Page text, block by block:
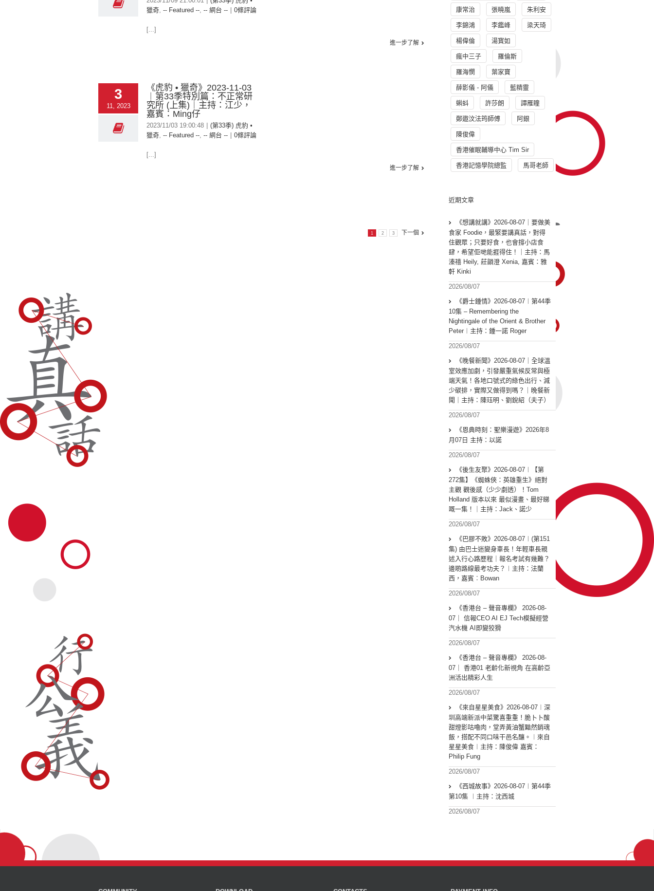
獵奇, -- Featured --, -- 網台 -- 0條評論
[...]
進一步了解
3
11, 2023
《虎豹 • 獵奇》2023-11-03
︱第33季特別篇：不正常研
究所 (上集)︱主持：江少，
嘉賓：Ming仔
2023/11/03 19:00:48
(第33季) 虎豹 •
獵奇, -- Featured --, -- 網台 -- 0條評論
[...]
進一步了解
1 2 3 下一個
康常治 張曉嵐 朱利安
李錦鴻 李鑑峰 梁天琦
楊偉倫 湯寳如
瘋中三子 羅倫斯
羅海憫 葉家寶
薛影儀 - 阿儀 藍精靈
蝌蚪 許莎朗 譚雁瞳
鄭遨汶法筠師傅 阿銀
陳俊偉
香港催眠輔導中心 Tim Sir
香港記憶學院總監 馬哥老師
近期文章
《想講就講》2026-08-07｜要做美
食家 Foodie，最緊要講真話，對得
住觀眾；只要好食，也會撐小店食
肆，希望佢哋能捱得住！｜主持：馬
溱禧 Heily, 莊韻澄 Xenia, 嘉賓：雅
軒 Kinki
2026/08/07
《爵士鍾情》2026-08-07︱第44季
10集 – Remembering the
Nightingale of the Orient & Brother
Peter︱主持：鍾一諾 Roger
2026/08/07
《晚餐新聞》2026-08-07｜全球溫
室效應加劇，引發嚴重氣候反常與極
端天氣！各地口號式的綠色出行、減
少碳排，實際又做得到嗎？｜晚餐新
聞｜主持：陳珏明、劉銳紹（夫子）
2026/08/07
《恩典時刻：聖樂漫遊》2026年8
月07日 主持：以諾
2026/08/07
《後生友聚》2026-08-07︱【第
272集】《蜘蛛俠：英雄重生》絕對
主觀 觀後感（少少劇透）！Tom
Holland 版本以來 最似漫畫、最好睇
嘅一集！｜主持：Jack、諾少
2026/08/07
《巴膠不敗》2026-08-07︱(第151
集) 由巴士迷變身車長！年輕車長親
述入行心路歷程｜報名考試有幾難？
邊啲路線最考功夫？︱主持：法蘭
西，嘉賓︰Bowan
2026/08/07
《香港台 – 聲音專欄》 2026-08-
07｜ 信報CEO AI EJ Tech模擬經營
汽水機 AI即變狡猾
2026/08/07
《香港台 – 聲音專欄》 2026-08-
07｜ 香港01 老齡化新視角 在高齡亞
洲活出精彩人生
2026/08/07
《來自星星美食》2026-08-07︱深
圳高端新派中菜驚喜重重！脆卜卜酸
甜燈影咕嚕肉，堂弄黃油蟹黯然銷魂
飯，搭配不同口味干邑名釀。︱來自
星星美食︱主持：陳俊偉 嘉賓：
Philip Fung
2026/08/07
《西城故事》2026-08-07︱第44季
第10集 ︱主持：沈西城
2026/08/07